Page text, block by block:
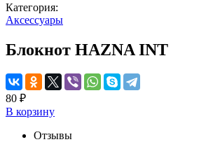
Категория:
Аксессуары
Блокнот HAZNA INT
80 ₽
В корзину
Отзывы